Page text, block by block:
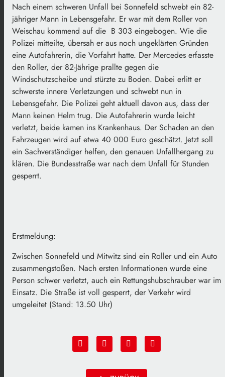
Nach einem schweren Unfall bei Sonnefeld schwebt ein 82-
jähriger Mann in Lebensgefahr. Er war mit dem Roller von
Weischau kommend auf die B 303 eingebogen. Wie die
Polizei mitteilte, übersah er aus noch ungeklärten Gründen
eine Autofahrerin, die Vorfahrt hatte. Der Mercedes erfasste
den Roller, der 82-Jährige prallte gegen die
Windschutzscheibe und stürzte zu Boden. Dabei erlitt er
schwerste innere Verletzungen und schwebt nun in
Lebensgefahr. Die Polizei geht aktuell davon aus, dass der
Mann keinen Helm trug. Die Autofahrerin wurde leicht
verletzt, beide kamen ins Krankenhaus. Der Schaden an den
Fahrzeugen wird auf etwa 40 000 Euro geschätzt. Jetzt soll
ein Sachverständiger helfen, den genauen Unfallhergang zu
klären. Die Bundesstraße war nach dem Unfall für Stunden
gesperrt.
Erstmeldung:
Zwischen Sonnefeld und Mitwitz sind ein Roller und ein Auto
zusammengstoßen. Nach ersten Informationen wurde eine
Person schwer verletzt, auch ein Rettungshubschrauber war im
Einsatz. Die Straße ist voll gesperrt, der Verkehr wird
umgeleitet (Stand: 13.50 Uhr)